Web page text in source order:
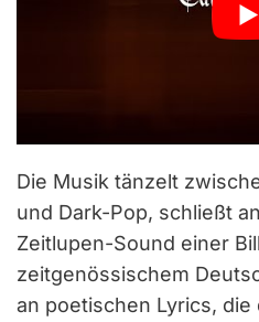
Die Musik tänzelt
und Dark-Pop, schließt
Zeitlupen-Sound einer
zeitgenössischem
an poetischen Lyrics, die